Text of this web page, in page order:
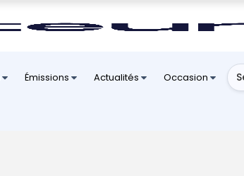
Émissions Actualités Occasion